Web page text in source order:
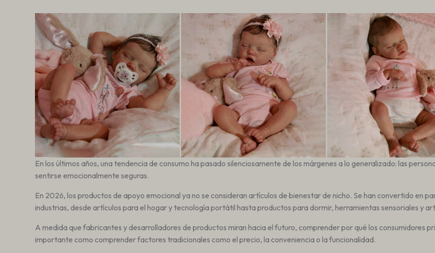
En los últimos años, una tendencia de consumo ha pasado silenciosamente de los márgenes a lo generalizado: las
sentirse emocionalmente seguras.
En 2026, los productos de apoyo emocional ya no se consideran artículos de bienestar de nicho. Se han convertido en
industrias, desde artículos para el hogar y tecnología portátil hasta productos para dormir, herramientas sensoriales y
A medida que fabricantes y desarrolladores de productos miran hacia el futuro, comprender por qué los consumidores
importante como comprender factores tradicionales como el precio, la conveniencia o la funcionalidad.